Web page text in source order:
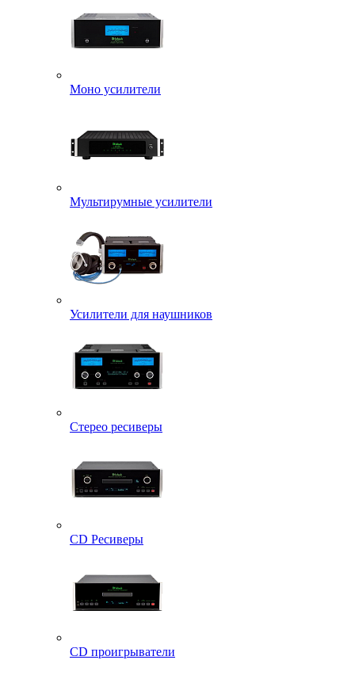
Моно усилители
Мультирумные усилители
Усилители для наушников
Стерео ресиверы
CD Ресиверы
CD проигрыватели